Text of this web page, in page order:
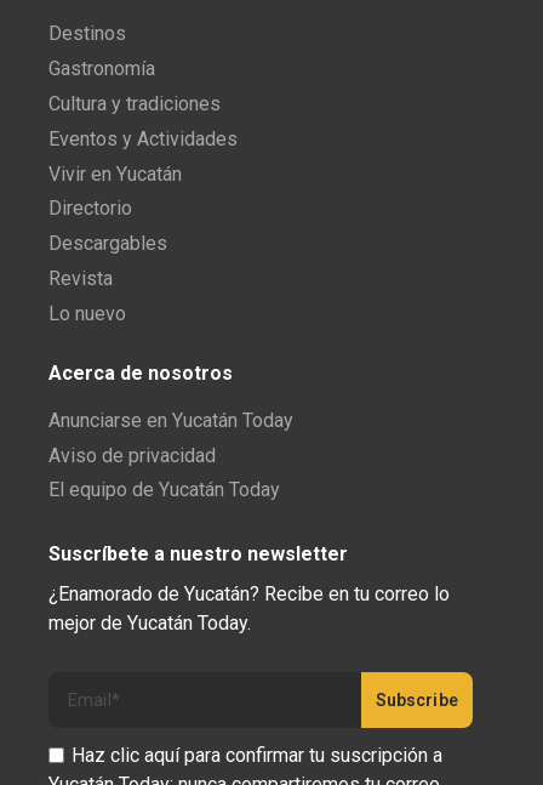
Destinos
Gastronomía
Cultura y tradiciones
Eventos y Actividades
Vivir en Yucatán
Directorio
Descargables
Revista
Lo nuevo
Acerca de nosotros
Anunciarse en Yucatán Today
Aviso de privacidad
El equipo de Yucatán Today
Suscríbete a nuestro newsletter
¿Enamorado de Yucatán? Recibe en tu correo lo
mejor de Yucatán Today.
Haz clic aquí para confirmar tu suscripción a